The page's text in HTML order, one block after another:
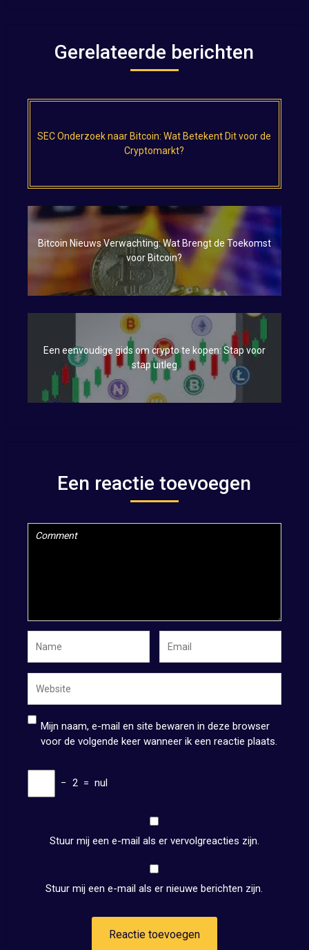
Gerelateerde berichten
SEC Onderzoek naar Bitcoin: Wat Betekent Dit voor de
Cryptomarkt?
Bitcoin Nieuws Verwachting: Wat Brengt de Toekomst
voor Bitcoin?
Een eenvoudige gids om crypto te kopen: Stap voor
stap uitleg
Een reactie toevoegen
Mijn naam, e-mail en site bewaren in deze browser
voor de volgende keer wanneer ik een reactie plaats.
− 2 = nul
Stuur mij een e-mail als er vervolgreacties zijn.
Stuur mij een e-mail als er nieuwe berichten zijn.